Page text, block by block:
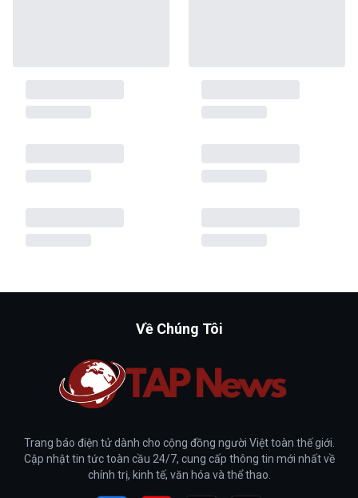
Về Chúng Tôi
Trang báo điện tử dành cho cộng đồng người Việt toàn thế giới.
Cập nhật tin tức toàn cầu 24/7, cung cấp thông tin mới nhất về
chính trị, kinh tế, văn hóa và thể thao.